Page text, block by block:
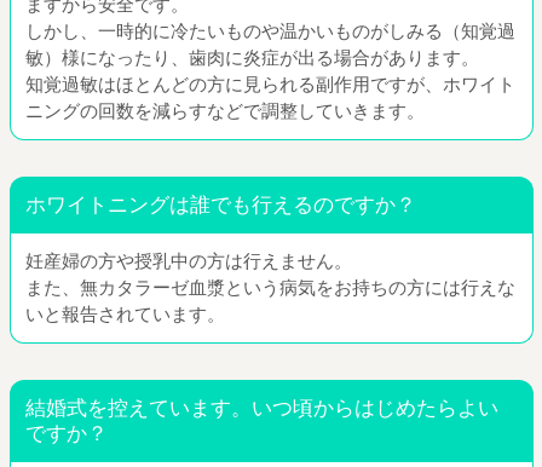
しかし、一時的に冷たいものや温かいものがしみる（知覚過
敏）様になったり、歯肉に炎症が出る場合があります。
知覚過敏はほとんどの方に見られる副作用ですが、ホワイト
ニングの回数を減らすなどで調整していきます。
ホワイトニングは誰でも行えるのですか？
妊産婦の方や授乳中の方は行えません。
また、無カタラーゼ血漿という病気をお持ちの方には行えな
いと報告されています。
結婚式を控えています。いつ頃からはじめたらよい
ですか？